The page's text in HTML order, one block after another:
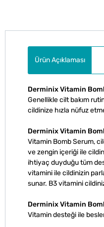
Ürün Açıklaması
Derminix Vitamin
Genellikle cilt bakım
cildinize hızla nüfuz
Derminix Vitamin
Vitamin Bomb Serum,
ve zengin içeriği ile
ihtiyaç duyduğu tüm
vitamini ile cildinizin
sunar. B3 vitamini
Derminix Vitamin
Vitamin desteği ile